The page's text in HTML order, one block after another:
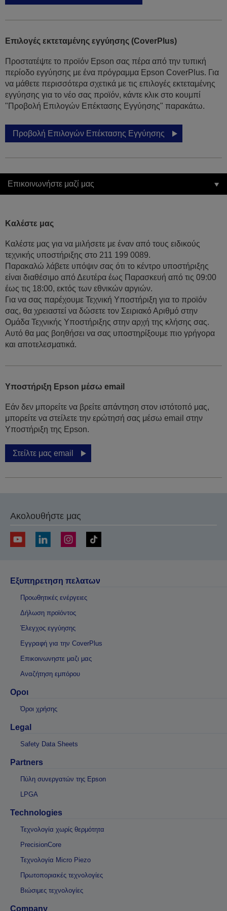
Επιλογές εκτεταμένης εγγύησης (CoverPlus)
Προστατέψτε το προϊόν Epson σας πέρα από την τυπική
περίοδο εγγύησης με ένα πρόγραμμα Epson CoverPlus. Για
να μάθετε περισσότερα σχετικά με τις επιλογές εκτεταμένης
εγγύησης για το νέο σας προϊόν, κάντε κλικ στο κουμπί
"Προβολή Επιλογών Επέκτασης Εγγύησης" παρακάτω.
Προβολή Επιλογών Επέκτασης Εγγύησης
Επικοινωνήστε μαζί μας
Καλέστε μας
Καλέστε μας για να μιλήσετε με έναν από τους ειδικούς
τεχνικής υποστήριξης στο 211 199 0089.
Παρακαλώ λάβετε υπόψιν σας ότι το κέντρο υποστήριξης
είναι διαθέσιμο από Δευτέρα έως Παρασκευή από τις 09:00
έως τις 18:00, εκτός των εθνικών αργιών.
Για να σας παρέχουμε Τεχνική Υποστήριξη για το προϊόν
σας, θα χρειαστεί να δώσετε τον Σειριακό Αριθμό στην
Ομάδα Τεχνικής Υποστήριξης στην αρχή της κλήσης σας.
Αυτό θα μας βοηθήσει να σας υποστηρίξουμε πιο γρήγορα
και αποτελεσματικά.
Υποστήριξη Epson μέσω email
Εάν δεν μπορείτε να βρείτε απάντηση στον ιστότοπό μας,
μπορείτε να στείλετε την ερώτησή σας μέσω email στην
Υποστήριξη της Epson.
Στείλτε μας email
Ακολουθήστε μας
Εξυπηρετηση πελατων
Προωθητικές ενέργειες
Δήλωση προϊόντος
Έλεγχος εγγύησης
Εγγραφή για την CoverPlus
Επικοινωνηστε μαζι μας
Αναζήτηση εμπόρου
Οροι
Όροι χρήσης
Legal
Safety Data Sheets
Partners
Πύλη συνεργατών της Epson
LPGA
Technologies
Τεχνολογία χωρίς θερμότητα
PrecisionCore
Τεχνολογία Micro Piezo
Πρωτοποριακές τεχνολογίες
Βιώσιμες τεχνολογίες
Company